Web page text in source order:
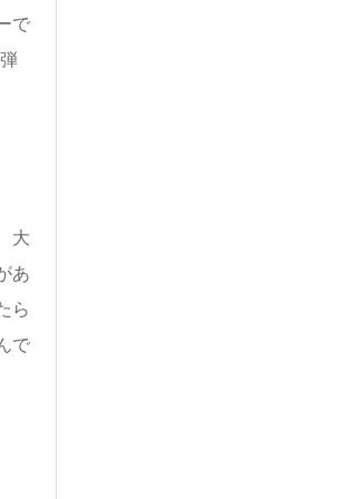
で
大
あ
ら
で